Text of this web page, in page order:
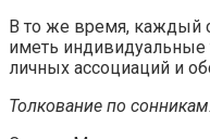
В то же время, каждый
иметь индивидуальные
личных ассоциаций и
Толкование по